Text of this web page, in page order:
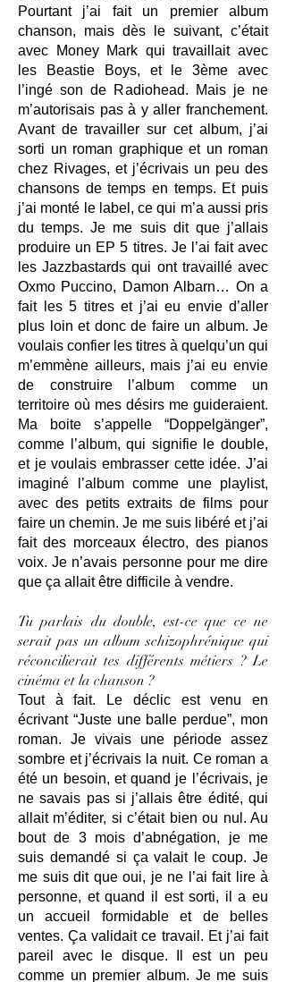
Pourtant j’ai fait un premier album
chanson, mais dès le suivant, c’était
avec Money Mark qui travaillait avec
les Beastie Boys, et le 3ème avec
l’ingé son de Radiohead. Mais je ne
m’autorisais pas à y aller franchement.
Avant de travailler sur cet album, j’ai
sorti un roman graphique et un roman
chez Rivages, et j’écrivais un peu des
chansons de temps en temps. Et puis
j’ai monté le label, ce qui m’a aussi pris
du temps. Je me suis dit que j’allais
produire un EP 5 titres. Je l’ai fait avec
les Jazzbastards qui ont travaillé avec
Oxmo Puccino, Damon Albarn… On a
fait les 5 titres et j’ai eu envie d’aller
plus loin et donc de faire un album. Je
voulais confier les titres à quelqu’un qui
m’emmène ailleurs, mais j’ai eu envie
de construire l’album comme un
territoire où mes désirs me guideraient.
Ma boite s’appelle “Doppelgänger”,
comme l’album, qui signifie le double,
et je voulais embrasser cette idée. J’ai
imaginé l’album comme une playlist,
avec des petits extraits de films pour
faire un chemin. Je me suis libéré et j’ai
fait des morceaux électro, des pianos
voix. Je n’avais personne pour me dire
que ça allait être difficile à vendre.
Tu parlais du double, est-ce que ce ne
serait pas un album schizophrénique qui
réconcilierait tes différents métiers ? Le
cinéma et la chanson ?
Tout à fait. Le déclic est venu en
écrivant “Juste une balle perdue”, mon
roman. Je vivais une période assez
sombre et j’écrivais la nuit. Ce roman a
été un besoin, et quand je l’écrivais, je
ne savais pas si j’allais être édité, qui
allait m’éditer, si c’était bien ou nul. Au
bout de 3 mois d’abnégation, je me
suis demandé si ça valait le coup. Je
me suis dit que oui, je ne l’ai fait lire à
personne, et quand il est sorti, il a eu
un accueil formidable et de belles
ventes. Ça validait ce travail. Et j’ai fait
pareil avec le disque. Il est un peu
comme un premier album. Je me suis